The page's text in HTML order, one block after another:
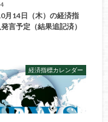
月14日（木）の経済指
言予定（結果追記済）
経済指標カレンダー